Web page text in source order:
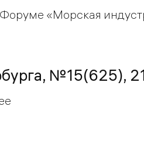
«Морская
№15(625),